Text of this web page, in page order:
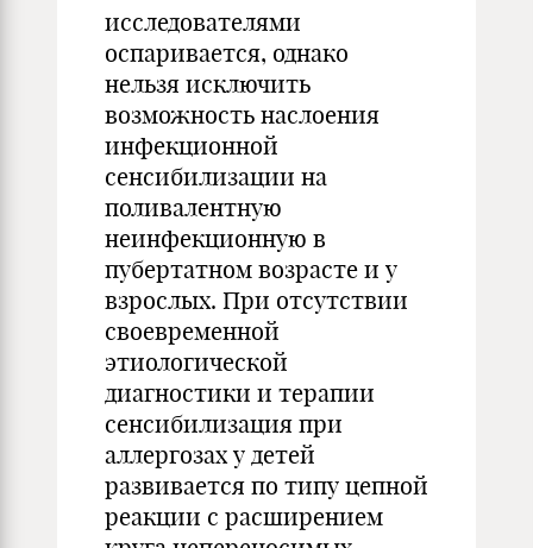
исследователями
оспаривается, однако
нельзя исключить
возможность наслоения
инфекционной
сенсибилизации на
поливалентную
неинфекционную в
пубертатном возрасте и у
взрослых. При отсутствии
своевременной
этиологической
диагностики и терапии
сенсибилизация при
аллергозах у детей
развивается по типу цепной
реакции с расширением